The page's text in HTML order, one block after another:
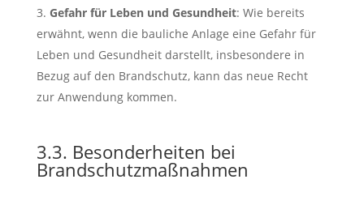
Gefahr für Leben und Gesundheit: Wie bereits
erwähnt, wenn die bauliche Anlage eine Gefahr für
Leben und Gesundheit darstellt, insbesondere in
Bezug auf den Brandschutz, kann das neue Recht
zur Anwendung kommen.
3.3. Besonderheiten bei
Brandschutzmaßnahmen